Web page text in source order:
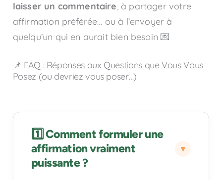
laisser un commentaire, à partager votre
affirmation préférée… ou à l’envoyer à
quelqu’un qui en aurait bien besoin 💌
📌 FAQ : Réponses aux Questions que Vous Vous
Posez (ou devriez vous poser…)
1️⃣ Comment formuler une
affirmation vraiment
puissante ?